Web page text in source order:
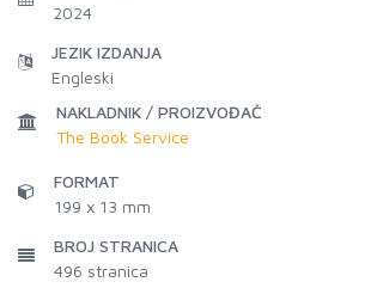
2024
JEZIK IZDANJA
Engleski
NAKLADNIK / PROIZVOĐAČ
The Book Service
FORMAT
199 x 13 mm
BROJ STRANICA
496 stranica